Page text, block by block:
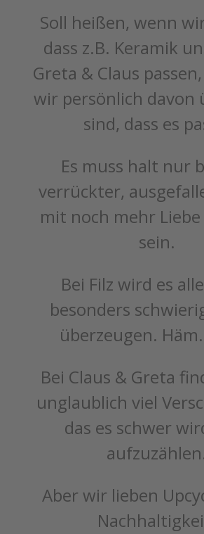
Soll heißen, wenn
dass z.B. Keramik
Greta & Claus
wir persönlich davon
sind, dass es
Es muss halt nur
verrückter,
mit noch mehr
sein.
Bei Filz wird es
besonders
überzeugen.
Bei Claus & Greta
unglaublich viel
das es schwer
Aber wir lieben